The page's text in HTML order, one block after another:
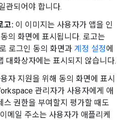
관되어야 합니다.
고: 이 이미지는 사용자가 앱을 인
의 화면에 표시됩니다. 로고는
로그인 동의 화면과 계정 설정에
대화상자에는 표시되지 않습니다.
자 지원을 위해 동의 화면에 표시
관리자가 사용자에게 애
스 권한을 부여할지 평가할 때도
메일 주소는 사용자가 애플리케